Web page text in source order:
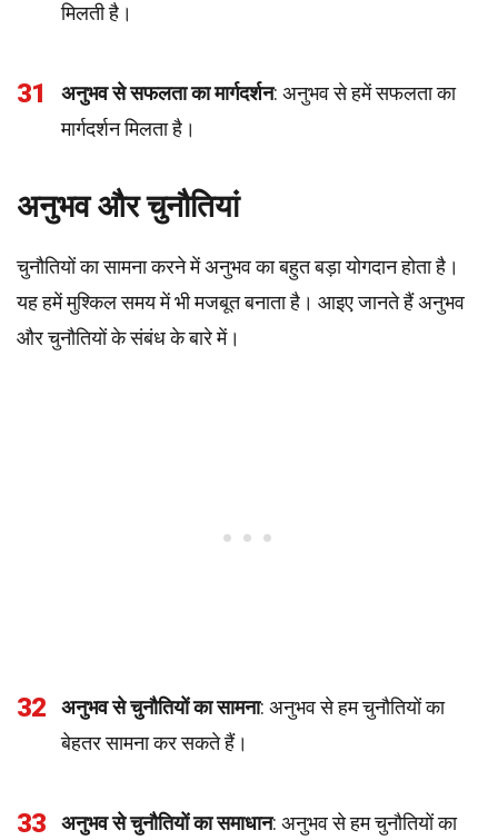
मिलती है।
31 अनुभव से सफलता का मार्गदर्शन: अनुभव से हमें सफलता का
मार्गदर्शन मिलता है।
अनुभव और चुनौतियां
चुनौतियों का सामना करने में अनुभव का बहुत बड़ा योगदान होता है।
यह हमें मुश्किल समय में भी मजबूत बनाता है। आइए जानते हैं अनुभव
और चुनौतियों के संबंध के बारे में।
32 अनुभव से चुनौतियों का सामना: अनुभव से हम चुनौतियों का
बेहतर सामना कर सकते हैं।
33 अनुभव से चुनौतियों का समाधान: अनुभव से हम चुनौतियों का